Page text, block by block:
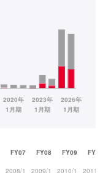
FY07 FY08 FY09 FY10
2008/1 2009/1 2010/1 2011/1